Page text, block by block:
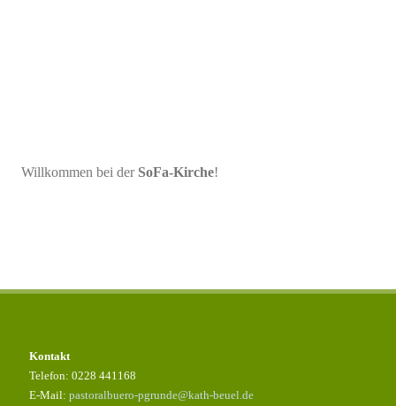
Willkommen bei der SoFa-Kirche!
Kontakt
Telefon: 0228 441168
E-Mail: pastoralbuero-pgrunde@kath-beuel.de